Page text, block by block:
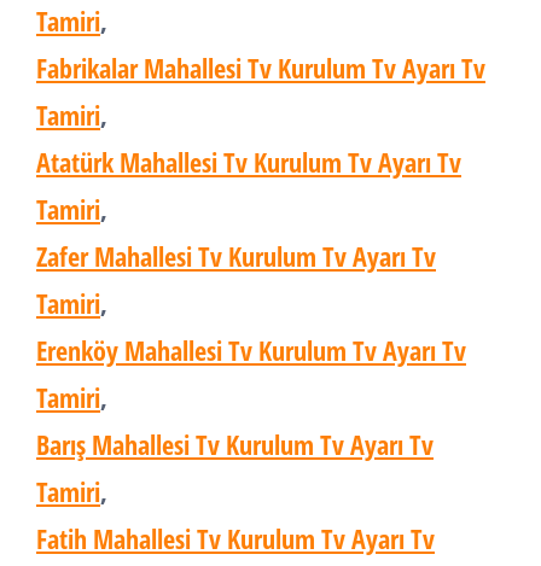
Tamiri,
Fabrikalar Mahallesi Tv Kurulum Tv Ayarı Tv
Tamiri,
Atatürk Mahallesi Tv Kurulum Tv Ayarı Tv
Tamiri,
Zafer Mahallesi Tv Kurulum Tv Ayarı Tv
Tamiri,
Erenköy Mahallesi Tv Kurulum Tv Ayarı Tv
Tamiri,
Barış Mahallesi Tv Kurulum Tv Ayarı Tv
Tamiri,
Fatih Mahallesi Tv Kurulum Tv Ayarı Tv